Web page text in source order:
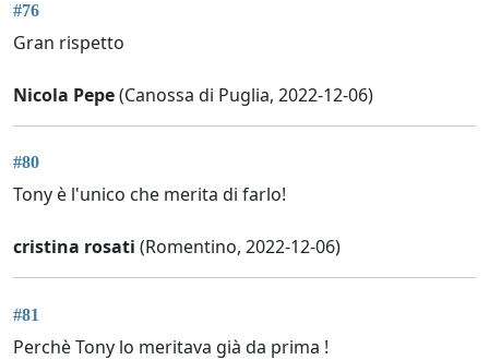
#76
Gran rispetto
Nicola Pepe(Canossa di Puglia, 2022-12-06)
#80
Tony è l'unico che merita di farlo!
cristina rosati (Romentino, 2022-12-06)
#81
Perchè Tony lo meritava già da prima !